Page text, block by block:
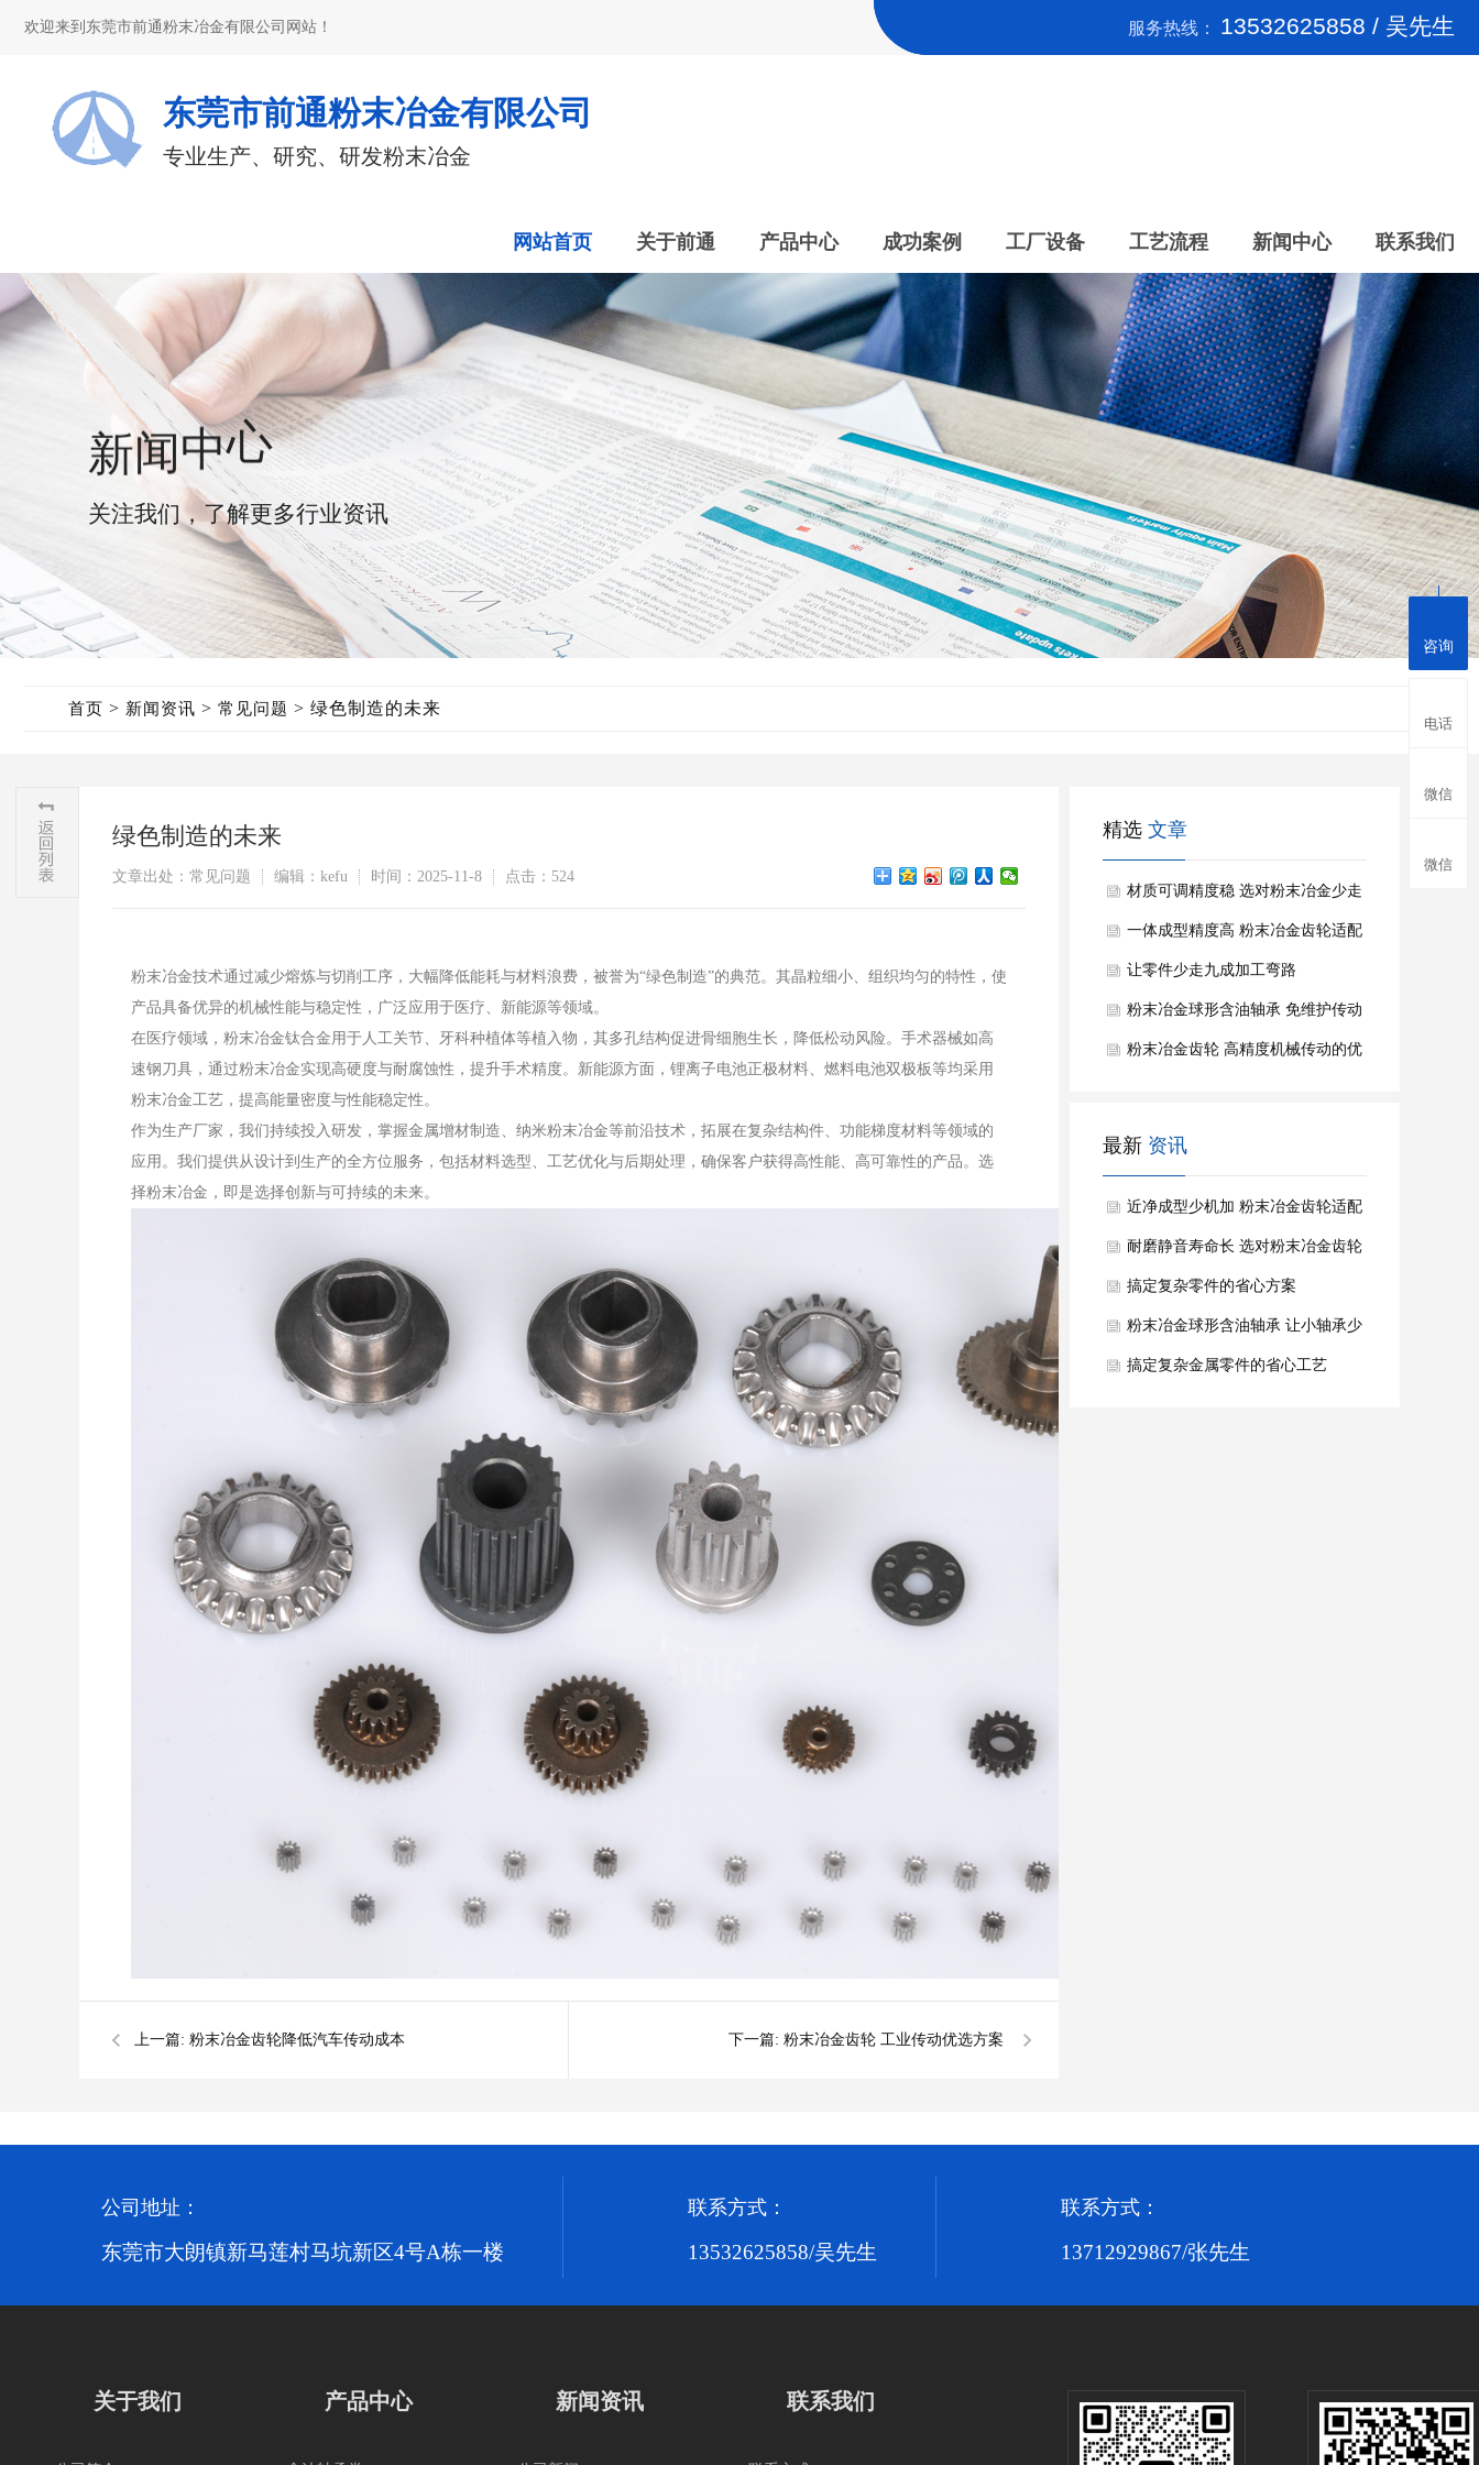
欢迎来到东莞市前通粉末冶金有限公司网站！ 服务热线： 13532625858 / 吴先生
东莞市前通粉末冶金有限公司
专业生产、研究、研发粉末冶金
网站首页 关于前通 产品中心 成功案例 工厂设备 工艺流程 新闻中心 联系我们
新闻中心
关注我们，了解更多行业资讯
首页 > 新闻资讯 > 常见问题 > 绿色制造的未来
绿色制造的未来
文章出处：常见问题 编辑：kefu 时间：2025-11-8 点击：524
粉末冶金技术通过减少熔炼与切削工序，大幅降低能耗与材料浪费，被誉为“绿色制造”的典范。其晶粒细小、组织均匀的特性，使
产品具备优异的机械性能与稳定性，广泛应用于医疗、新能源等领域。
在医疗领域，粉末冶金钛合金用于人工关节、牙科种植体等植入物，其多孔结构促进骨细胞生长，降低松动风险。手术器械如高
速钢刀具，通过粉末冶金实现高硬度与耐腐蚀性，提升手术精度。新能源方面，锂离子电池正极材料、燃料电池双极板等均采用
粉末冶金工艺，提高能量密度与性能稳定性。
作为生产厂家，我们持续投入研发，掌握金属增材制造、纳米粉末冶金等前沿技术，拓展在复杂结构件、功能梯度材料等领域的
应用。我们提供从设计到生产的全方位服务，包括材料选型、工艺优化与后期处理，确保客户获得高性能、高可靠性的产品。选
择粉末冶金，即是选择创新与可持续的未来。
上一篇: 粉末冶金齿轮降低汽车传动成本 下一篇: 粉末冶金齿轮 工业传动优选方案
精选 文章
材质可调精度稳 选对粉末冶金少走
零件制造弯路
一体成型精度高 粉末冶金齿轮适配
多传动场景
让零件少走九成加工弯路
粉末冶金球形含油轴承 免维护传动
的省心选择
粉末冶金齿轮 高精度机械传动的优
最新 资讯
近净成型少机加 粉末冶金齿轮适配
批量精密传动
耐磨静音寿命长 选对粉末冶金齿轮
少踩量产坑
搞定复杂零件的省心方案
粉末冶金球形含油轴承 让小轴承少
走维护弯路
搞定复杂金属零件的省心工艺
公司地址：
东莞市大朗镇新马莲村马坑新区4号A栋一楼
联系方式：
13532625858/吴先生
联系方式：
13712929867/张先生
关于我们 产品中心 新闻资讯 联系我们
咨询
电话
微信
微信